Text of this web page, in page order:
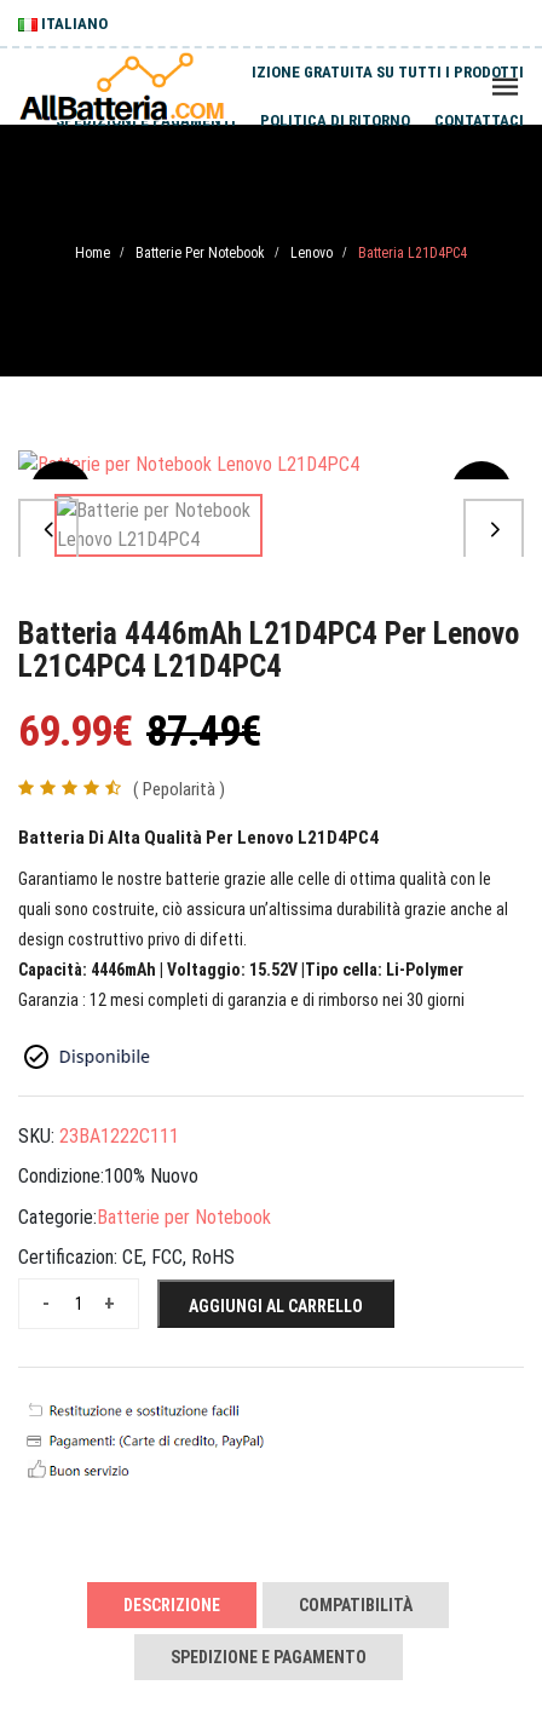
ITALIANO
SPEDIZIONE GRATUITA SU TUTTI I PRODOTTI
SPEDIZIONI E PAGAMENTI POLITICA DI RITORNO CONTATTACI
Home / Batterie Per Notebook / Lenovo / Batteria L21D4PC4
Sale
Batteria 4446mAh L21D4PC4 Per Lenovo
L21C4PC4 L21D4PC4
69.99€ 87.49€
( Pepolarità )
Batteria Di Alta Qualità Per Lenovo L21D4PC4
Garantiamo le nostre batterie grazie alle celle di ottima qualità con le
quali sono costruite, ciò assicura un’altissima durabilità grazie anche al
design costruttivo privo di difetti.
Capacità: 4446mAh | Voltaggio: 15.52V |Tipo cella: Li-Polymer
Garanzia : 12 mesi completi di garanzia e di rimborso nei 30 giorni
SKU: 23BA1222C111
Condizione:100% Nuovo
Categorie:Batterie per Notebook
Certificazion: CE, FCC, RoHS
+
- AGGIUNGI AL CARRELLO
DESCRIZIONE COMPATIBILITÀ
SPEDIZIONE E PAGAMENTO